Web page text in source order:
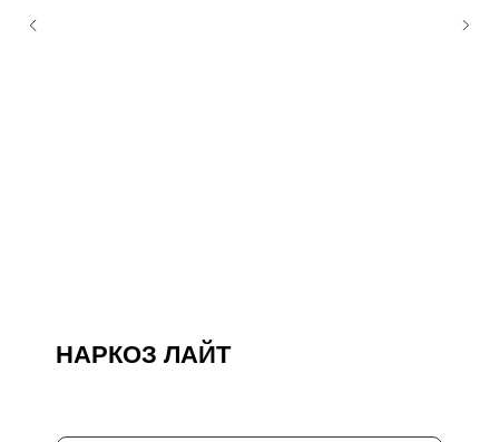
НАРКОЗ ЛАЙТ